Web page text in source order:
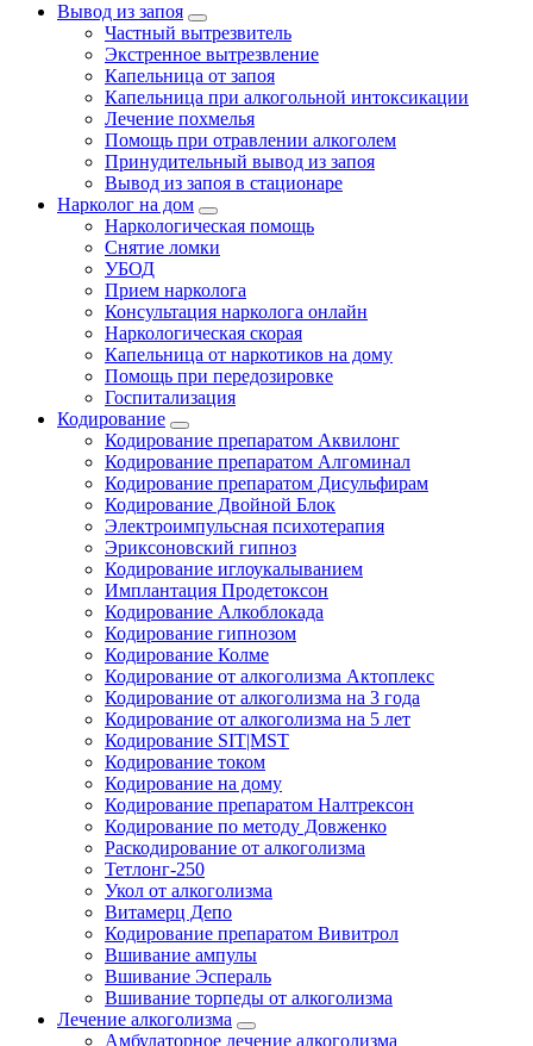
Вывод из запоя
Частный вытрезвитель
Экстренное вытрезвление
Капельница от запоя
Капельница при алкогольной интоксикации
Лечение похмелья
Помощь при отравлении алкоголем
Принудительный вывод из запоя
Вывод из запоя в стационаре
Нарколог на дом
Наркологическая помощь
Снятие ломки
УБОД
Прием нарколога
Консультация нарколога онлайн
Наркологическая скорая
Капельница от наркотиков на дому
Помощь при передозировке
Госпитализация
Кодирование
Кодирование препаратом Аквилонг
Кодирование препаратом Алгоминал
Кодирование препаратом Дисульфирам
Кодирование Двойной Блок
Электроимпульсная психотерапия
Эриксоновский гипноз
Кодирование иглоукалыванием
Имплантация Продетоксон
Кодирование Алкоблокада
Кодирование гипнозом
Кодирование Колме
Кодирование от алкоголизма Актоплекс
Кодирование от алкоголизма на 3 года
Кодирование от алкоголизма на 5 лет
Кодирование SIT|MST
Кодирование током
Кодирование на дому
Кодирование препаратом Налтрексон
Кодирование по методу Довженко
Раскодирование от алкоголизма
Тетлонг-250
Укол от алкоголизма
Витамерц Депо
Кодирование препаратом Вивитрол
Вшивание ампулы
Вшивание Эспераль
Вшивание торпеды от алкоголизма
Лечение алкоголизма
Амбулаторное лечение алкоголизма